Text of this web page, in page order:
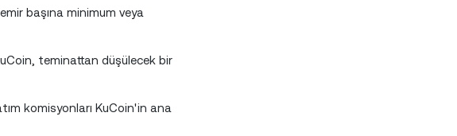
başına minimum veya
teminattan düşülecek bir
komisyonları KuCoin'in ana